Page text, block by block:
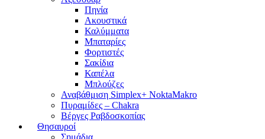
Πηνία
Ακουστικά
Καλύμματα
Μπαταρίες
Φορτιστές
Σακίδια
Καπέλα
Μπλούζες
Αναβάθμιση Simplex+ NoktaMakro
Πυραμίδες – Chakra
Βέργες Ραβδοσκοπίας
Θησαυροί
Σημάδια